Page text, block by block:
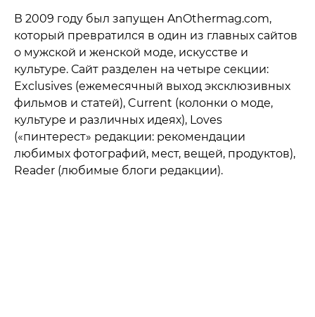
В 2009 году был запущен AnOthermag.com,
который превратился в один из главных сайтов
о мужской и женской моде, искусстве и
культуре. Сайт разделен на четыре секции:
Exclusives (ежемесячный выход эксклюзивных
фильмов и статей), Current (колонки о моде,
культуре и различных идеях), Loves
(«пинтерест» редакции: рекомендации
любимых фотографий, мест, вещей, продуктов),
Reader (любимые блоги редакции).